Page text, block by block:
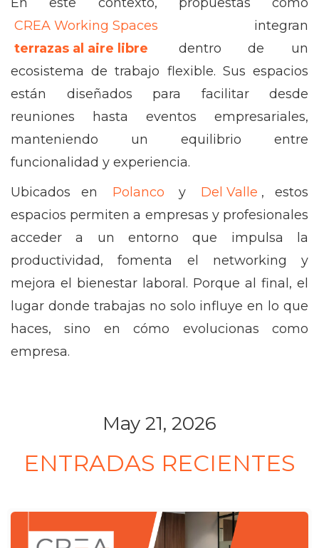
CREA Working Spaces
integran
terrazas al aire libre
dentro de un
ecosistema de trabajo flexible. Sus espacios
están diseñados para facilitar desde
reuniones hasta eventos empresariales,
manteniendo un equilibrio entre
funcionalidad y experiencia.
Ubicados en
Polanco y Del Valle , estos
espacios permiten a empresas y profesionales
acceder a un entorno que impulsa la
productividad, fomenta el networking y
mejora el bienestar laboral. Porque al final, el
lugar donde trabajas no solo influye en lo que
haces, sino en cómo evolucionas como
empresa.
May 21, 2026
ENTRADAS RECIENTES